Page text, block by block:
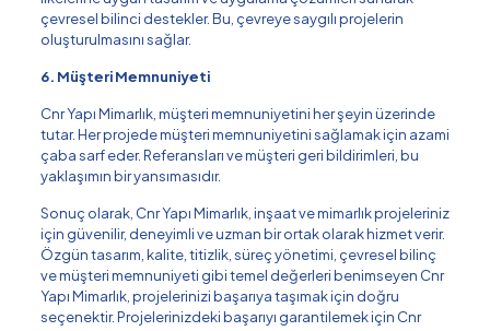
çevresel bilinci destekler. Bu, çevreye saygılı projelerin
oluşturulmasını sağlar.
6. Müşteri Memnuniyeti
Cnr Yapı Mimarlık, müşteri memnuniyetini her şeyin üzerinde
tutar. Her projede müşteri memnuniyetini sağlamak için azami
çaba sarf eder. Referansları ve müşteri geri bildirimleri, bu
yaklaşımın bir yansımasıdır.
Sonuç olarak, Cnr Yapı Mimarlık, inşaat ve mimarlık projeleriniz
için güvenilir, deneyimli ve uzman bir ortak olarak hizmet verir.
Özgün tasarım, kalite, titizlik, süreç yönetimi, çevresel bilinç
ve müşteri memnuniyeti gibi temel değerleri benimseyen Cnr
Yapı Mimarlık, projelerinizi başarıya taşımak için doğru
seçenektir. Projelerinizdeki başarıyı garantilemek için Cnr